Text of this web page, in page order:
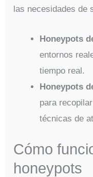
las necesidades de
Honeypots
entornos
tiempo real.
Honeypots
para
técnicas de
Cómo
honeypots